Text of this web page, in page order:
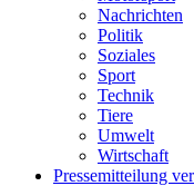
Nachrichten
Politik
Soziales
Sport
Technik
Tiere
Umwelt
Wirtschaft
Pressemitteilung